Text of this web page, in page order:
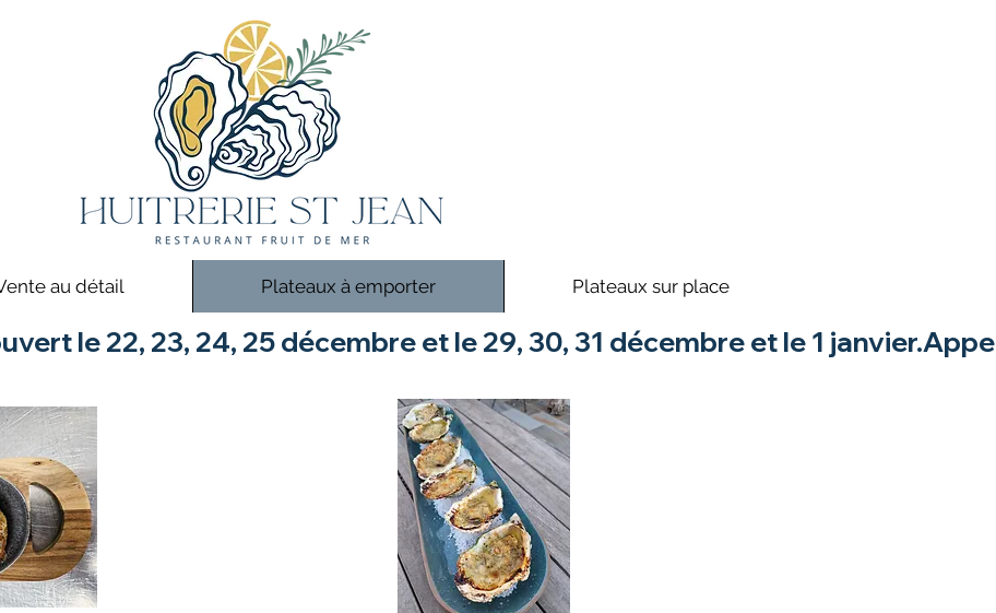
au détail Plateaux à emporter Plateaux sur place
le 22, 23, 24, 25 décembre et le 29, 30, 31 décembre et le 1